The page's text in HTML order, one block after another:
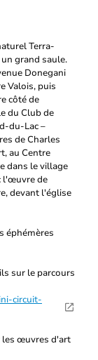
Terra-
grand saule.
Donegani
Valois, puis
côté de
du Club de
du-Lac –
de Charles
au Centre
dans le village
l'œuvre de
devant l'église
éphémères
sur le parcours
circuit-
les œuvres d'art